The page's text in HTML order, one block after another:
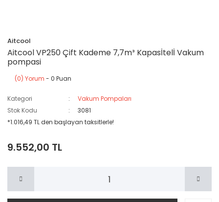
Aitcool
Aitcool VP250 Çift Kademe 7,7m³ Kapasİtelİ Vakum
pompasi
(0) Yorum - 0 Puan
Kategori
Vakum Pompaları
Stok Kodu
3081
*1.016,49 TL den başlayan taksitlerle!
9.552,00 TL